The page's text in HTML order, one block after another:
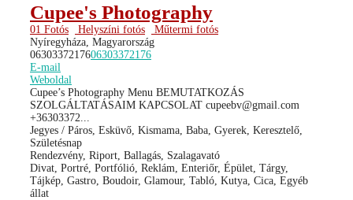
Cupee's Photography
01 Fotós Helyszíni fotós
Műtermi fotós
Nyíregyháza, Magyarország
0630337217606303372176
E-mail
Weboldal
Cupee’s Photography Menu BEMUTATKOZÁS
SZOLGÁLTATÁSAIM KAPCSOLAT cupeebv@gmail.com
+36303372...
Jegyes / Páros, Esküvő, Kismama, Baba, Gyerek, Keresztelő,
Születésnap
Rendezvény, Riport, Ballagás, Szalagavató
Divat, Portré, Portfólió, Reklám, Enteriőr, Épület, Tárgy,
Tájkép, Gastro, Boudoir, Glamour, Tabló, Kutya, Cica, Egyéb
állat